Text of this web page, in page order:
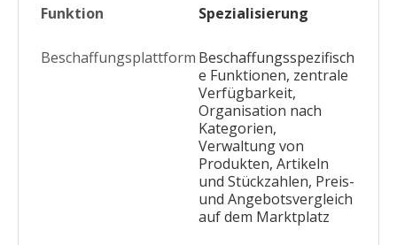
Spezialisierung
Beschaffungsspezifisch
e Funktionen, zentrale
Verfügbarkeit,
Organisation nach
Kategorien,
Verwaltung von
Produkten, Artikeln
und Stückzahlen, Preis-
und Angebotsvergleich
auf dem Marktplatz